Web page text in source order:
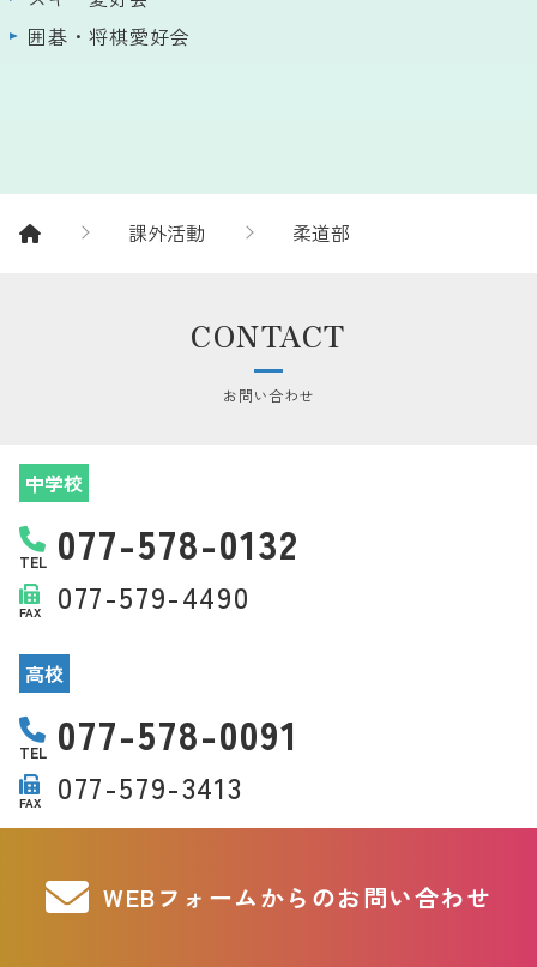
囲碁・将棋愛好会
課外活動 柔道部
CONTACT
お問い合わせ
中学校
TEL 077-578-0132
FAX 077-579-4490
高校
TEL 077-578-0091
FAX 077-579-3413
WEBフォームからのお問い合わせ